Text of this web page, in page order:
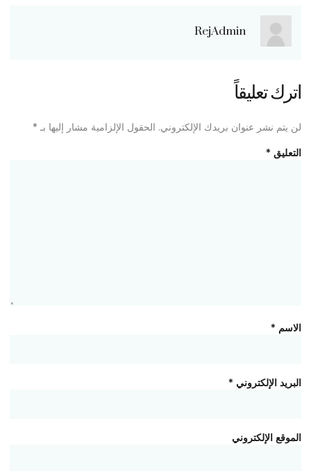
RejAdmin
اترك تعليقاً
لن يتم نشر عنوان بريدك الإلكتروني. الحقول الإلزامية مشار إليها بـ *
التعليق *
الاسم *
البريد الإلكتروني *
الموقع الإلكتروني